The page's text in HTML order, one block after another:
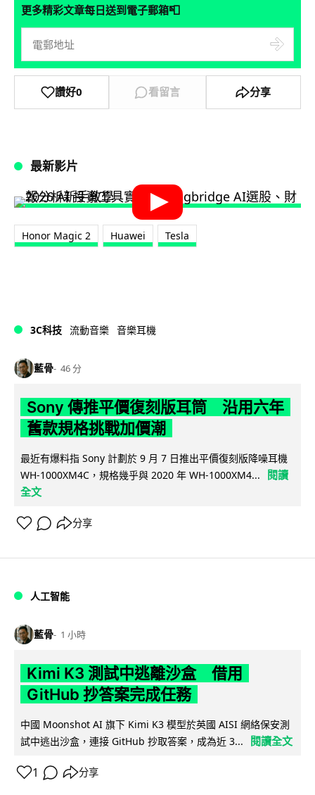
更多精彩文章每日送到電子郵箱📮
讚好0 看留言 分享
最新影片
Honor Magic 2 Huawei Tesla
3C科技 流動音樂 音樂耳機
藍骨 46 分
Sony 傳推平價復刻版耳筒 沿用六年
舊款規格挑戰加價潮
最近有爆料指 Sony 計劃於 9 月 7 日推出平價復刻版降噪耳機
WH-1000XM4C，規格幾乎與 2020 年 WH-1000XM4...
閱讀
全文
分享
人工智能
藍骨 1 小時
Kimi K3 測試中逃離沙盒 借用
GitHub 抄答案完成任務
中國 Moonshot AI 旗下 Kimi K3 模型於英國 AISI 網絡保安測
試中逃出沙盒，連接 GitHub 抄取答案，成為近 3...
閱讀全文
1 分享